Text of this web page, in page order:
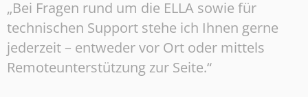
„Bei Fragen rund um die ELLA sowie für
technischen Support stehe ich Ihnen gerne
jederzeit – entweder vor Ort oder mittels
Remoteunterstützung zur Seite.“